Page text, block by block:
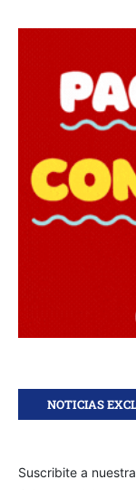
NOTICIAS
Suscribite a